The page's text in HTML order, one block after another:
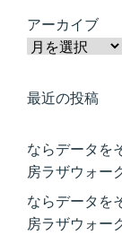
アーカイブ
最近の投稿
ならデータを
房ラザウォー
ならデータを
房ラザウォー